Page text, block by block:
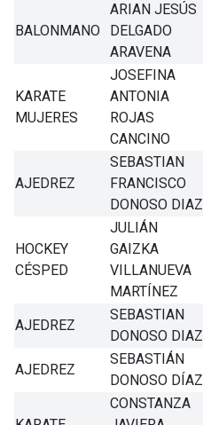
BALONMANO
ARIAN JESÚS
DELGADO
ARAVENA
KARATE
MUJERES
JOSEFINA
ANTONIA
ROJAS
CANCINO
AJEDREZ
SEBASTIAN
FRANCISCO
DONOSO DIAZ
HOCKEY
CÉSPED
JULIÁN
GAIZKA
VILLANUEVA
MARTÍNEZ
AJEDREZ
SEBASTIAN
DONOSO DIAZ
AJEDREZ
SEBASTIÁN
DONOSO DÍAZ
CONSTANZA